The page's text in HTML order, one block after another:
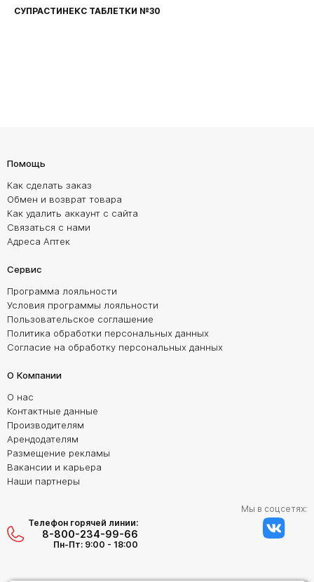
СУПРАСТИНЕКС ТАБЛЕТКИ №30
Помощь
Как сделать заказ
Обмен и возврат товара
Как удалить аккаунт с сайта
Связаться с нами
Адреса Аптек
Сервис
Программа лояльности
Условия программы лояльности
Пользовательское соглашение
Политика обработки персональных данных
Согласие на обработку персональных данных
О Компании
О нас
Контактные данные
Производителям
Арендодателям
Размещение рекламы
Вакансии и карьера
Наши партнеры
Телефон горячей линии:
8-800-234-99-66
Пн-Пт: 9:00 - 18:00
Мы в соцсетях: